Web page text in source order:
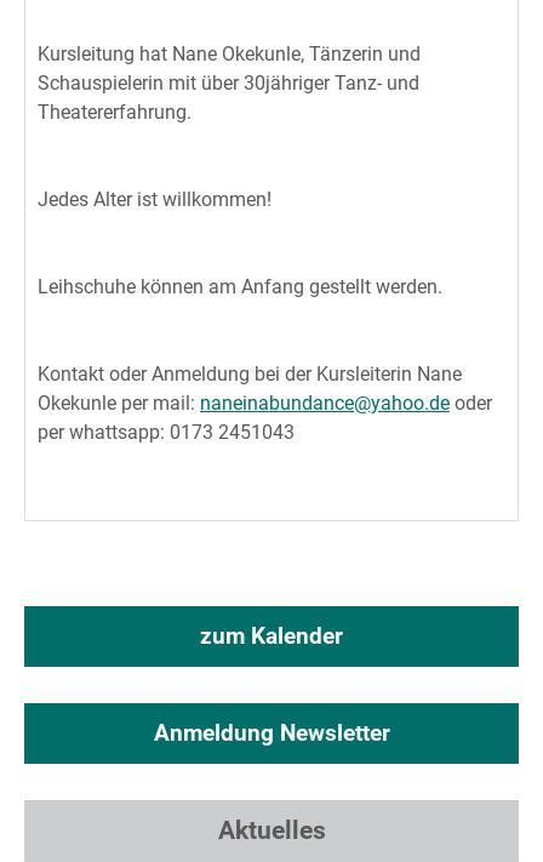
Kursleitung hat Nane Okekunle, Tänzerin und
Schauspielerin mit über 30jähriger Tanz- und
Theatererfahrung.
Jedes Alter ist willkommen!
Leihschuhe können am Anfang gestellt werden.
Kontakt oder Anmeldung bei der Kursleiterin Nane
Okekunle per mail: naneinabundance@yahoo.de oder
per whattsapp: 0173 2451043
zum Kalender
Anmeldung Newsletter
Aktuelles